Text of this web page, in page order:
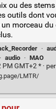
ou des
outils dont
morceau
·
· audio · MAO
GMT+2 * ·
LMTR/